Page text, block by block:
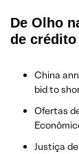
De Olho
de
China
bid to
Ofertas
Justiça